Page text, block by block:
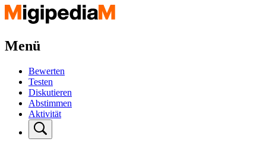
Menü
Bewerten
Testen
Diskutieren
Abstimmen
Aktivität